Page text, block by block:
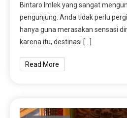
Bintaro Imlek yang sangat
pengunjung. Anda tidak perlu
hanya guna merasakan sensasi
karena itu, destinasi […]
Read More